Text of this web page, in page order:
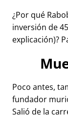
¿Por qué
inversión de
explicación)?
Poco antes,
fundador
Salió de la